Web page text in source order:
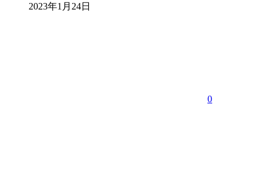
2023年1月24日
0